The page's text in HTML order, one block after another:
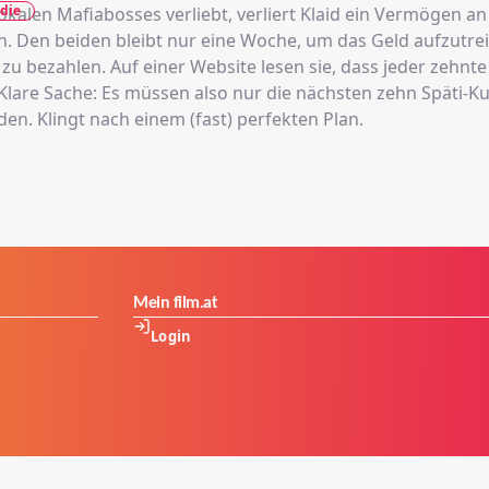
Mafiabosses verliebt, verliert Klaid ein Vermögen
Den beiden bleibt nur eine Woche, um das Geld
bezahlen. Auf einer Website lesen sie, dass jeder
Sache: Es müssen also nur die nächsten zehn Späti-
Klingt nach einem (fast) perfekten Plan.
Mein film.at
Login